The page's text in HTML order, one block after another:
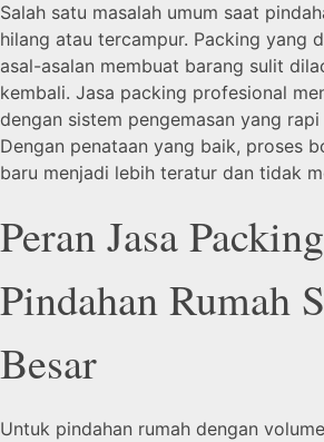
Salah satu masalah umum saat
hilang atau tercampur. Packing yang
asal-asalan membuat barang sulit
kembali. Jasa packing profesional
dengan sistem pengemasan yang
Dengan penataan yang baik, proses
baru menjadi lebih teratur dan tidak
Peran Jasa
Pindahan Rumah
Besar
Untuk pindahan rumah dengan